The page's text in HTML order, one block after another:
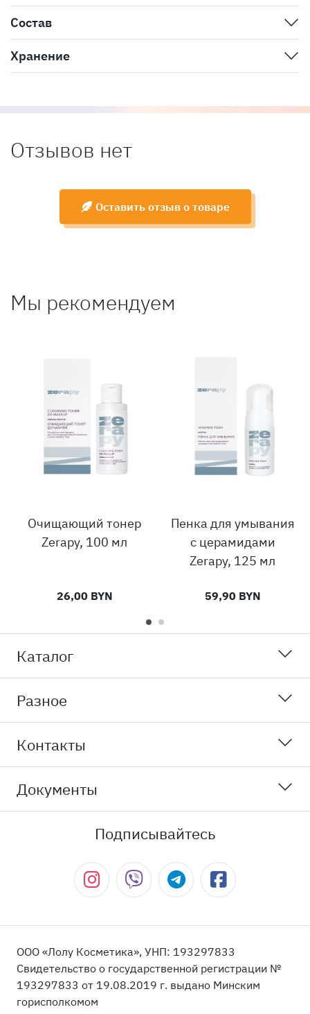
Состав
Хранение
Отзывов нет
Оставить отзыв о товаре
Мы рекомендуем
Очищающий тонер
Zerapy, 100 мл
26,00 BYN
Пенка для умывания
с церамидами
Zerapy, 125 мл
59,90 BYN
Каталог
Разное
Контакты
Документы
Подписывайтесь
ООО «Лолу Косметика», УНП: 193297833
Свидетельство о государственной регистрации №
193297833 от 19.08.2019 г. выдано Минским
горисполкомом